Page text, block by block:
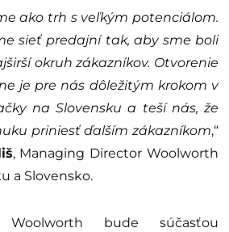
ako trh s veľkým potenciálom.
sieť predajní tak, aby sme boli
okruh zákazníkov. Otvorenie
je pre nás dôležitým krokom v
na Slovensku a teší nás, že
priniesť ďalším zákazníkom,“
, Managing Director Woolworth
a Slovensko.
bude súčasťou